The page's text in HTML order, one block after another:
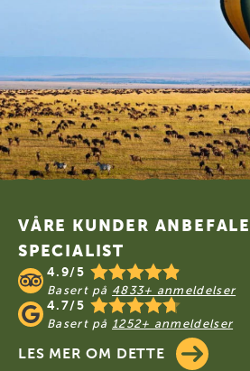
Footer
VÅRE KUNDER
SPECIALIST
4.9/5
Basert på 4833+ anmeldelser
4.7/5
Basert på 1252+ anmeldelser
LES MER OM DETTE